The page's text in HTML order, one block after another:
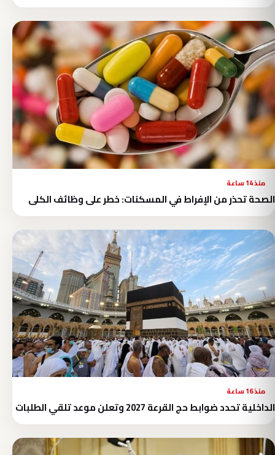
منذ 14 ساعة
الصحة تحذر من الإفراط في المسكنات: خطر على وظائف الكلى
منذ 16 ساعة
الداخلية تحدد ضوابط حج القرعة 2027 وتعلن موعد تلقي الطلبات